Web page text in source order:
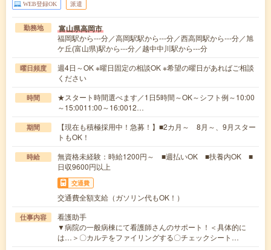
WEB登録OK 派遣
勤務地 富山県高岡市
福岡駅から---分／高岡駅駅から---分／西高岡駅から---分／旭
ケ丘(富山県)駅から---分／越中中川駅から---分
曜日頻度
週4日～OK ※曜日固定の相談OK ※希望の曜日があればご相談
ください
時間
★スタート時間選べます／1日5時間～OK～シフト例～10:00
～15:0011:00～16:0012…
期間
【現在も積極採用中！急募！】■2カ月～ 8月～、9月スター
トもOK！
時給
無資格未経験：時給1200円～ ■週払いOK ■扶養内OK ■
日収9600円以上
交通費
交通費全額支給（ガソリン代もOK！）
仕事内容
看護助手
▼病院の一般病棟にて看護師さんのサポート！＜具体的に
は…＞〇カルテをファイリングする〇チェックシート…